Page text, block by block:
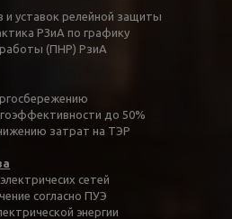
и уставок релейной защиты
РЗиА по графику
(ПНР) РзиА
до 50%
затрат на ТЭР
сетей
согласно ПУЭ
энергии